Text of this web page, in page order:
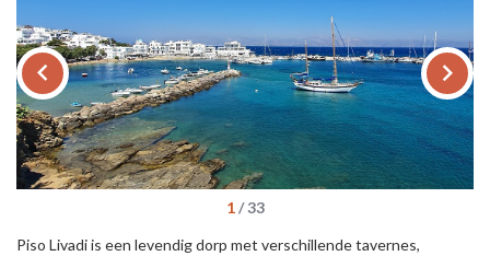
keyboard_arrow_left keyboard_arrow_right
1/33
Piso Livadi is een levendig dorp met verschillende tavernes,